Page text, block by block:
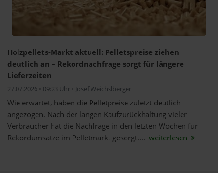
Holzpellets-Markt aktuell: Pelletspreise ziehen
deutlich an – Rekordnachfrage sorgt für längere
Lieferzeiten
27.07.2026 • 09:23 Uhr • Josef Weichslberger
Wie erwartet, haben die Pelletpreise zuletzt deutlich
angezogen. Nach der langen Kaufzurückhaltung vieler
Verbraucher hat die Nachfrage in den letzten Wochen für
Rekordumsätze im Pelletmarkt gesorgt.... weiterlesen